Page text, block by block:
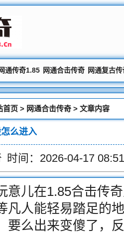
通传奇1.85 网通合击传奇 网通复古传
首页 > 网通合击传奇 > 文章内容
么进入
时间：2026-04-17
意儿在1.85合击传
凡人能轻易踏足的
要么出来变傻了，